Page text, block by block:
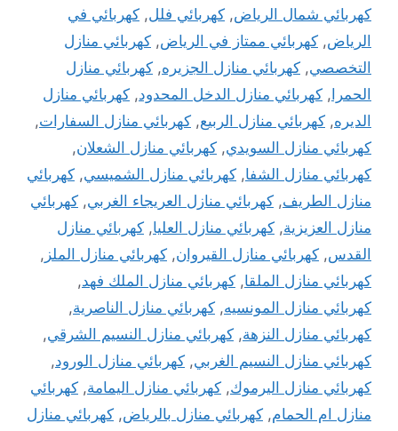
كهربائي شمال الرياض, كهربائي فلل, كهربائي في
الرياض, كهربائي ممتاز في الرياض, كهربائي منازل
التخصصي, كهربائي منازل الجزيره, كهربائي منازل
الحمرا, كهربائي منازل الدخل المحدود, كهربائي منازل
الديره, كهربائي منازل الربيع, كهربائي منازل السفارات,
كهربائي منازل السويدي, كهربائي منازل الشعلان,
كهربائي منازل الشفا, كهربائي منازل الشميسي, كهربائي
منازل الطريف, كهربائي منازل العريجاء الغربي, كهربائي
منازل العزيزية, كهربائي منازل العليا, كهربائي منازل
القدس, كهربائي منازل القيروان, كهربائي منازل الملز ,
كهربائي منازل الملقا, كهربائي منازل الملك فهد,
كهربائي منازل المونسيه, كهربائي منازل الناصرية,
كهربائي منازل النزهة, كهربائي منازل النسيم الشرقي,
كهربائي منازل النسيم الغربي, كهربائي منازل الورود,
كهربائي منازل اليرموك, كهربائي منازل اليمامة, كهربائي
منازل ام الحمام, كهربائي منازل بالرياض, كهربائي منازل